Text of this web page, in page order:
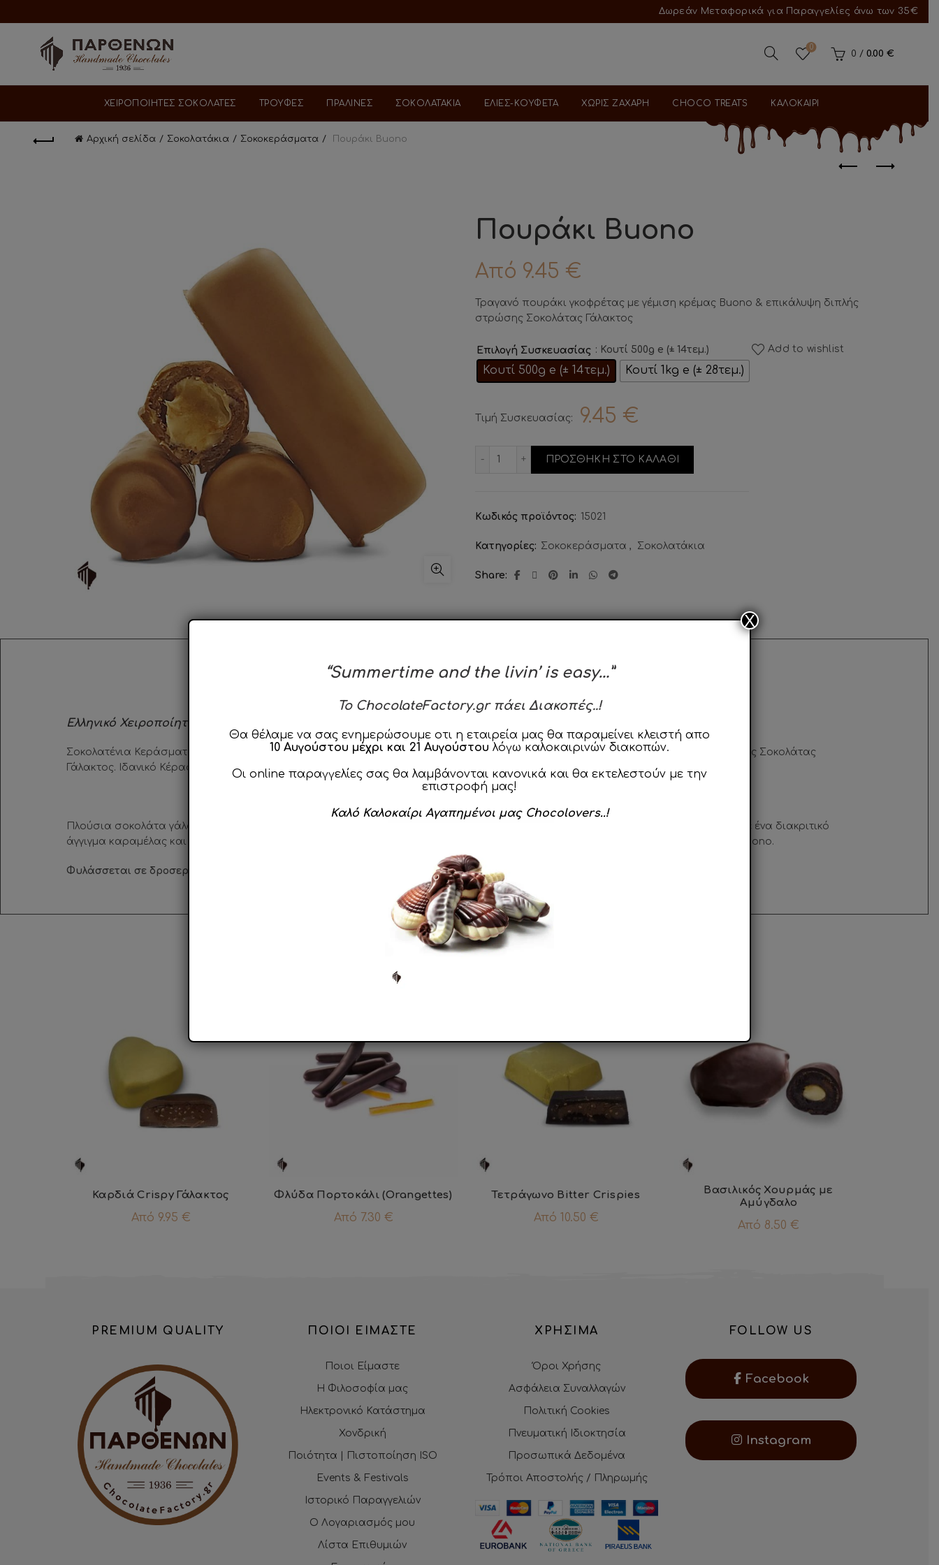
Δωρεάν Μεταφορικά για Παραγγελίες άνω των 35€
0
0 / 0.00€
ΧΕΙΡΟΠΟΙΗΤΕΣ ΣΟΚΟΛΑΤΕΣ ΤΡΟΥΦΕΣ ΠΡΑΛΙΝΕΣ ΣΟΚΟΛΑΤΑΚΙΑ ΕΛΙΕΣ-ΚΟΥΦΕΤΑ ΧΩΡΙΣ ΖΑΧΑΡΗ CHOCO TREATS ΚΑΛΟΚΑΙΡΙ
Αρχική σελίδα Σοκολατάκια Σοκοκεράσματα Πουράκι Buοno
Πουράκι Buοno
Από 9.45 €
Τραγανό πουράκι γκοφρέτας με γέμιση κρέμας Buono & επικάλυψη διπλής
στρώσης Σοκολάτας Γάλακτος
Επιλογή Συσκευασίας : Κουτί 500g e (± 14τεμ.)
Κουτί 500g e (± 14τεμ.) Κουτί 1kg e (± 28τεμ.)
9.45 €
Τιμή Συσκευασίας:
Πουράκι Buοno ποσότητα
ΠΡΟΣΘΗΚΗ ΣΤΟ ΚΑΛΑΘΙ
Add to wishlist
Κωδικός προϊόντος: 15021
Κατηγορίες: Σοκοκεράσματα , Σοκολατάκια
Share
Περιγραφή Αλλεργιογόνα
Ελληνικό Χειροποίητο Προϊόν…
Σοκολατένια Κεράσματα Χειροποίητα με Τραγανό πουράκι γκοφρέτας, γέμιση κρέμας Buono & επικάλυψη διπλής στρώσης πλούσιας Σοκολάτας
Γάλακτος. Ιδανικό Κέρασμα Σοκολάτας για το γραφείο και το σχολείο για τη Γιορτή και τα Γενέθλια σας.
Προφίλ Σοκολάτας
Πλούσια σοκολάτα γάλακτος σε ανοιχτό καφέ χρωματικό προφίλ, περιεκτικότητας
, κρεμώδης απαλή υφή με ένα διακριτικό
άγγιγμα καραμέλας και ευχάριστες νότες γλυκύτητας σε συνδυασμό με πουράκι τραγανής γκοφρέτας και γέμιση κρέμας με γεύση Buono.
Φυλάσσεται σε δροσερό και ξηρό μέρος, μακριά από εστίες θερμότητας.
ΣΧΕΤΙΚΑ ΠΡΟΪΟΝΤΑ
Καρδιά Crispy Γάλακτος
Από 9.95 €
Φλύδα Πορτοκάλι (Orangettes)
Από 7.30 €
Τετράγωνο Bitter Crispies
Από 10.50 €
Βασιλικός Χουρμάς με
Αμύγδαλο
Από 8.50 €
PREMIUM QUALITY ΠΟΙΟΙ ΕΙΜΑΣΤΕ
Ποιοι Είμαστε
Η Φιλοσοφία μας
Ηλεκτρονικό Κατάστημα
Χονδρική
Ποιότητα | Πιστοποίηση ISO
Events & Festivals
Ιστορικό Παραγγελιών
Ο Λογαριασμός μου
Λίστα Επιθυμιών
ΧΡΗΣΙΜΑ
Όροι Χρήσης
Ασφάλεια Συναλλαγών
Πολιτική Cookies
Πνευματική Ιδιοκτησία
Προσωπικά Δεδομένα
Τρόποι Αποστολής / Πληρωμής
FOLLOW US
Facebook
Instagram
“Summertime and the livin’ is easy…”
To ChocolateFactory.gr πάει Διακοπές..!
Θα θέλαμε να σας ενημερώσουμε οτι η εταιρεία μας θα παραμείνει κλειστή απο
10 Αυγούστου μέχρι και 21 Αυγούστου λόγω καλοκαιρινών διακοπών.
Οι online παραγγελίες σας θα λαμβάνονται κανονικά και θα εκτελεστούν με την
επιστροφή μας!
Καλό Καλοκαίρι Αγαπημένοι μας Chocolovers..!
X